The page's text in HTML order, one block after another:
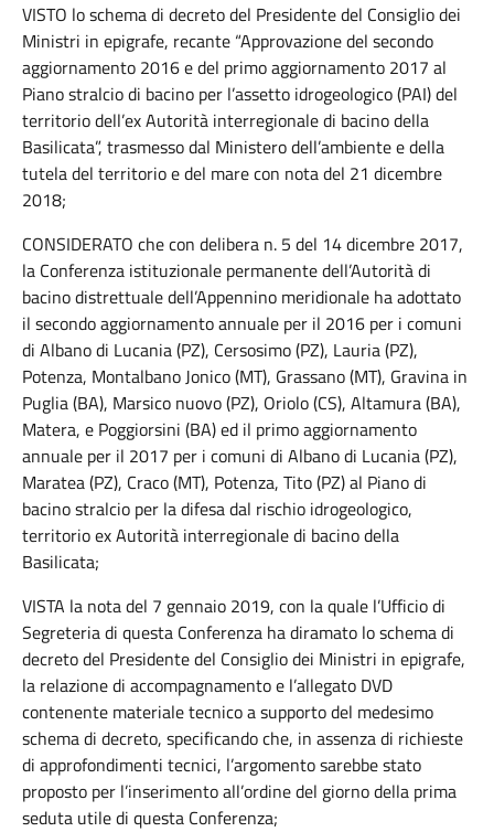
VISTO lo schema di decreto del Presidente del Consiglio dei
Ministri in epigrafe, recante “Approvazione del secondo
aggiornamento 2016 e del primo aggiornamento 2017 al
Piano stralcio di bacino per l’assetto idrogeologico (PAI) del
territorio dell’ex Autorità interregionale di bacino della
Basilicata”, trasmesso dal Ministero dell’ambiente e della
tutela del territorio e del mare con nota del 21 dicembre
2018;
CONSIDERATO che con delibera n. 5 del 14 dicembre 2017,
la Conferenza istituzionale permanente dell’Autorità di
bacino distrettuale dell’Appennino meridionale ha adottato
il secondo aggiornamento annuale per il 2016 per i comuni
di Albano di Lucania (PZ), Cersosimo (PZ), Lauria (PZ),
Potenza, Montalbano Jonico (MT), Grassano (MT), Gravina in
Puglia (BA), Marsico nuovo (PZ), Oriolo (CS), Altamura (BA),
Matera, e Poggiorsini (BA) ed il primo aggiornamento
annuale per il 2017 per i comuni di Albano di Lucania (PZ),
Maratea (PZ), Craco (MT), Potenza, Tito (PZ) al Piano di
bacino stralcio per la difesa dal rischio idrogeologico,
territorio ex Autorità interregionale di bacino della
Basilicata;
VISTA la nota del 7 gennaio 2019, con la quale l’Ufficio di
Segreteria di questa Conferenza ha diramato lo schema di
decreto del Presidente del Consiglio dei Ministri in epigrafe,
la relazione di accompagnamento e l’allegato DVD
contenente materiale tecnico a supporto del medesimo
schema di decreto, specificando che, in assenza di richieste
di approfondimenti tecnici, l’argomento sarebbe stato
proposto per l’inserimento all’ordine del giorno della prima
seduta utile di questa Conferenza;